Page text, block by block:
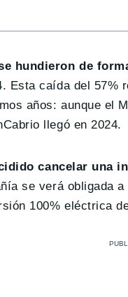
hundieron de
Esta caída del
años: aunque el
llegó en 2024.
cancelar una
se verá obligada
100% eléctrica